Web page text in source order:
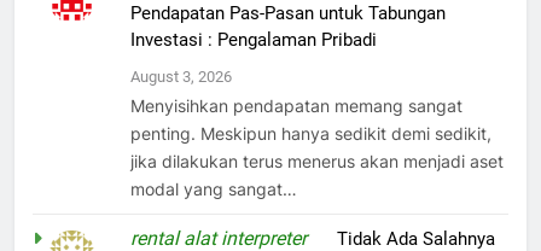
Pendapatan Pas-Pasan untuk Tabungan
Investasi : Pengalaman Pribadi
August 3, 2026
Menyisihkan pendapatan memang sangat
penting. Meskipun hanya sedikit demi sedikit,
jika dilakukan terus menerus akan menjadi aset
modal yang sangat…
rental alat interpreteronTidak Ada Salahnya